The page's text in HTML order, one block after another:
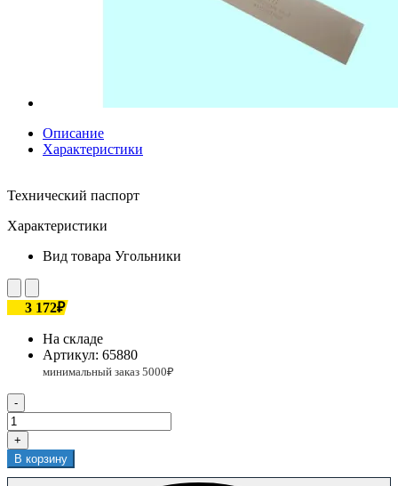
Описание
Характеристики
Технический паспорт
Характеристики
Вид товара Угольники
3 172₽
На складе
Артикул: 65880
-
+
В корзину